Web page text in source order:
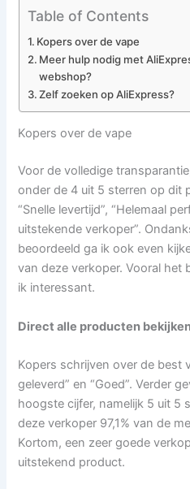
Table of Contents
Kopers over de vape
Meer hulp nodig met
webshop?
Zelf zoeken op AliExpress?
Kopers over de vape
Voor de volledige
onder de 4 uit 5 sterren op dit
“Snelle levertijd”, “Helemaal
uitstekende verkoper”.
beoordeeld ga ik ook even
van deze verkoper. Vooral
ik interessant.
Direct alle producten
Kopers schrijven over de best
geleverd” en “Goed”. Verder
hoogste cijfer, namelijk 5 uit 5
deze verkoper 97,1% van de
Kortom, een zeer goede
uitstekend product.